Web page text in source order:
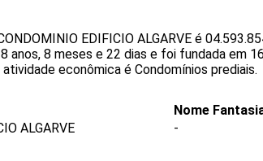
EDIFICIO ALGARVE é
anos, 8 meses e 22 dias e foi fundada em
econômica é Condomínios prediais.
ALGARVE
Nome
-